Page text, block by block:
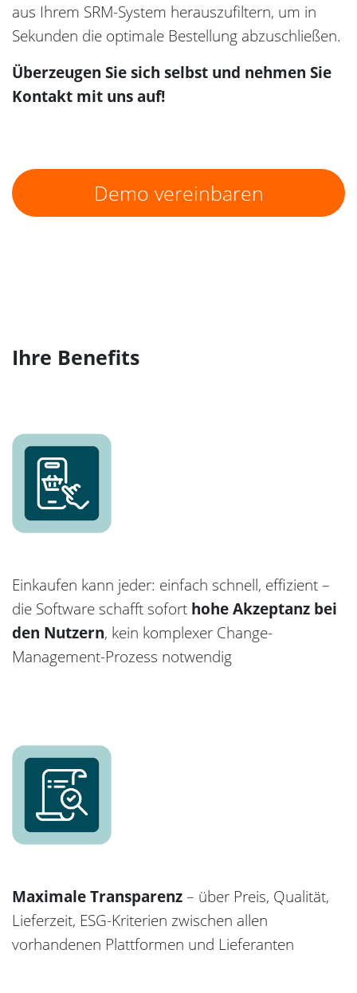
aus Ihrem SRM-System herauszufiltern, um in
Sekunden die optimale Bestellung abzuschließen.
Überzeugen Sie sich selbst und nehmen Sie
Kontakt mit uns auf!
Demo vereinbaren
Ihre Benefits
Einkaufen kann jeder: einfach schnell, effizient –
die Software schafft sofort hohe Akzeptanz bei
den Nutzern, kein komplexer Change-
Management-Prozess notwendig
Maximale Transparenz– über Preis, Qualität,
Lieferzeit, ESG-Kriterien zwischen allen
vorhandenen Plattformen und Lieferanten